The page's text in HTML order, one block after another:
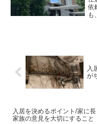
依
も
入
が
入居を決めるポイント/家に
家族の意見を大切にすること